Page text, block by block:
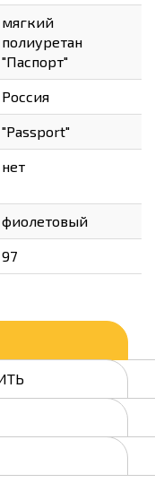
мягкий
полиуретан
"Паспорт"
Россия
"Passport"
нет
фиолетовый
97